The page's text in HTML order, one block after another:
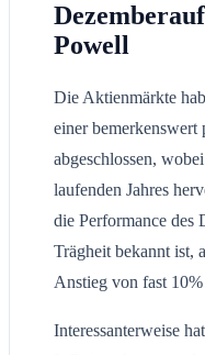
Powell
Die Aktienmärkte
einer
abgeschlossen,
laufenden Jahres
die Performance des
Trägheit bekannt ist,
Anstieg von fast
Interessanterweise